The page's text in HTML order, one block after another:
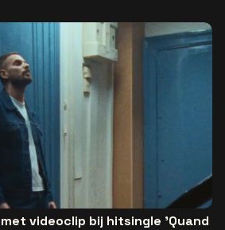
videoclip bij hitsingle 'Quand